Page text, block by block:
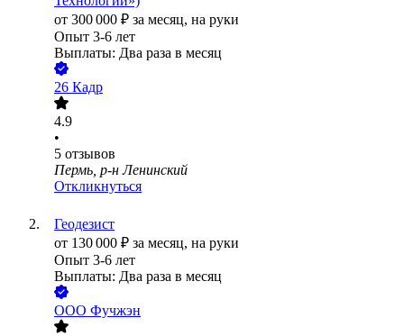
от 300 000 ₽ за месяц, на руки
Опыт 3-6 лет
Выплаты: Два раза в месяц
26 Кадр
4.9
•
5 отзывов
Пермь, р-н Ленинский
Откликнуться
Геодезист
от 130 000 ₽ за месяц, на руки
Опыт 3-6 лет
Выплаты: Два раза в месяц
ООО Фучжэн